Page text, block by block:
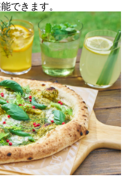
できます。